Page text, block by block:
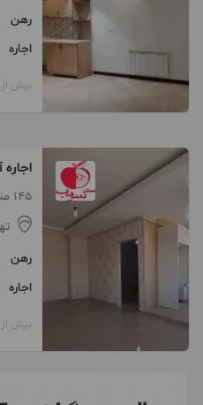
رهن
اجاره
بیش از 12 ماه
شیخ
145 متر / 3 اتاق / آسانسور
رهن
اجاره
بیش از 12 ماه